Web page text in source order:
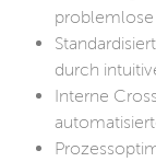
durch
Interne